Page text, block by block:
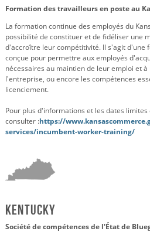
Formation des travailleurs en poste au
La formation continue des employés du
possibilité de constituer et de fidéliser une
d'accroître leur compétitivité. Il s'agit d'une
conçue pour permettre aux employés
nécessaires au maintien de leur emploi et
l'entreprise, ou encore les compétences
licenciement.
Pour plus d'informations et les dates
consulter :https://
services/incumbent-worker-training/
Kentucky
Société de compétences de l'État de